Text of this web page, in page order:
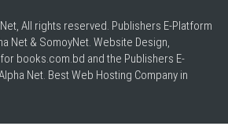
All rights reserved. Publishers E-Platform
Net & SomoyNet. Website Design,
books.com.bd and the Publishers E-
Net. BestWeb Hosting Company in